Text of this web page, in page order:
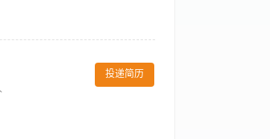
电话，并作出相应处理； 岗位要
了解卫生保健知识，熟悉健身房
，做好健身活动的安全防范工作，
位要求】 1、学历不限。 2、熟悉
标准独立进行工作。
投递简历